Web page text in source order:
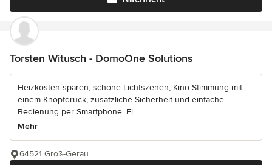
Torsten Witusch - DomoOne Solutions
Heizkosten sparen, schöne Lichtszenen, Kino-Stimmung mit
einem Knopfdruck, zusätzliche Sicherheit und einfache
Bedienung per Smartphone. Ei...
Mehr
64521 Groß-Gerau